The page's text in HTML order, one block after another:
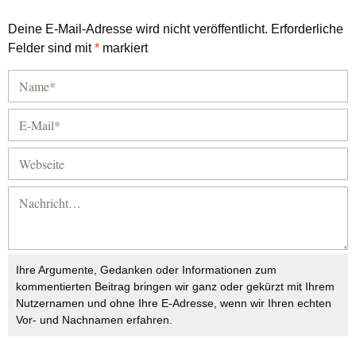
Deine E-Mail-Adresse wird nicht veröffentlicht. Erforderliche
Felder sind mit* markiert
Ihre Argumente, Gedanken oder Informationen zum
kommentierten Beitrag bringen wir ganz oder gekürzt mit Ihrem
Nutzernamen und ohne Ihre E-Adresse, wenn wir Ihren echten
Vor- und Nachnamen erfahren.